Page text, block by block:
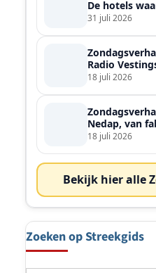
De hotels
ontmoette
31 juli 2026
Radio
heel de streek
18 juli 2026
Nedap, van
wereldspeler
18 juli 2026
Bekijk hier alle
Zoeken op Streekgids